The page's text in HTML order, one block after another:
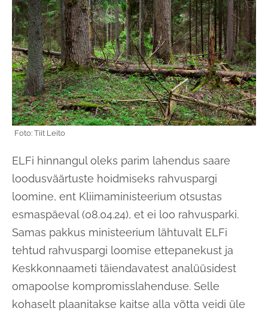
ELFi hinnangul oleks parim lahendus saare
loodusväärtuste hoidmiseks rahvuspargi
loomine, ent Kliimaministeerium otsustas
esmaspäeval (08.04.24), et ei loo rahvusparki.
Samas pakkus ministeerium lähtuvalt ELFi
tehtud rahvuspargi loomise ettepanekust ja
Keskkonnaameti täiendavatest analüüsidest
omapoolse kompromisslahenduse. Selle
kohaselt plaanitakse kaitse alla võtta veidi üle